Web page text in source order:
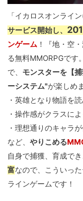
「イカロスオンライ
サービス開始し、
ンゲーム ！『地・空
る無料MMORPGです。
で、 モンスターを【
ーシステム"が楽しめ
・英雄となり物語を
・操作感がクラスに
・理想通りのキャラ
など、 やりこめる
自身で捕獲、育成でき
富なので、こういっ
ラインゲームです！